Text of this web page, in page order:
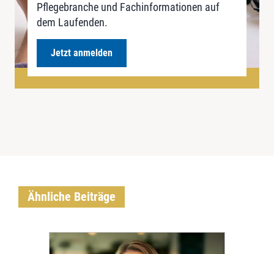
Pflegebranche und Fachinformationen auf
dem Laufenden.
Jetzt anmelden
Ähnliche Beiträge